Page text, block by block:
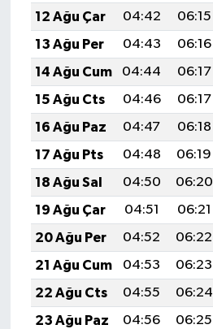
12 Ağu Çar
04:42 06:15
13 Ağu Per
04:43 06:16
14 Ağu Cum
04:44 06:17
15 Ağu Cts
04:46 06:17
16 Ağu Paz
04:47 06:18
17 Ağu Pts
04:48 06:19
18 Ağu Sal
04:50 06:20
19 Ağu Çar
04:51 06:21
20 Ağu Per
04:52 06:22
21 Ağu Cum
04:53 06:23
22 Ağu Cts
04:55 06:24
23 Ağu Paz
04:56 06:25